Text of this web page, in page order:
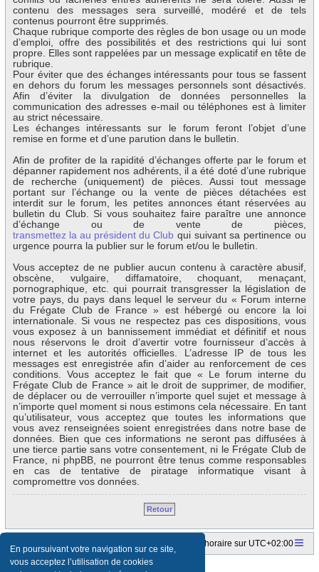
En poursuivant votre navigation sur ce site,
vous acceptez l’utilisation de cookies
contenu des messages sera surveillé, modéré et de tels
contenus pourront être supprimés.
Chaque rubrique comporte des règles de bon usage ou un mode
d’emploi, offre des possibilités et des restrictions qui lui sont
propre. Elles sont rappelées par un message explicatif en tête de
rubrique.
Pour éviter que des échanges intéressants pour tous se fassent
en dehors du forum les messages personnels sont désactivés.
Afin d’éviter la divulgation de données personnelles la
communication des adresses e-mail ou téléphones est à limiter
au strict nécessaire.
Les échanges intéressants sur le forum feront l’objet d’une
remise en forme et d’une parution dans le bulletin.
Afin de profiter de la rapidité d’échanges offerte par le forum et
dépanner rapidement nos adhérents, il a été doté d’une rubrique
de recherche (uniquement) de pièces. Aussi tout message
portant sur l’échange ou la vente de pièces détachées est
interdit sur le forum, les petites annonces étant réservées au
bulletin du Club. Si vous souhaitez faire paraître une annonce
d’échange ou de vente de pièces,
transmettez la au président du Club qui suivant sa pertinence ou
urgence pourra la publier sur le forum et/ou le bulletin.
Vous acceptez de ne publier aucun contenu à caractère abusif,
obscène, vulgaire, diffamatoire, choquant, menaçant,
pornographique, etc. qui pourrait transgresser la législation de
votre pays, du pays dans lequel le serveur du « Forum interne
du Frégate Club de France » est hébergé ou encore la loi
internationale. Si vous ne respectez pas ces dispositions, vous
vous exposez à un bannissement immédiat et définitif et nous
nous réservons le droit d’avertir votre fournisseur d’accès à
internet et les autorités officielles. L’adresse IP de tous les
messages est enregistrée afin d’aider au renforcement de ces
conditions. Vous acceptez le fait que « Le forum interne du
Frégate Club de France » ait le droit de supprimer, de modifier,
de déplacer ou de verrouiller n’importe quel sujet et message à
n’importe quel moment si nous estimons cela nécessaire. En tant
qu’utilisateur, vous acceptez que toutes les informations que
vous avez renseignées soient enregistrées dans notre base de
données. Bien que ces informations ne seront pas diffusées à
une tierce partie sans votre consentement, ni le Frégate Club de
France, ni phpBB, ne pourront être tenus comme responsables
en cas de tentative de piratage informatique visant à
compromettre vos données.
Retour
Accueil du forum Fuseau horaire sur UTC+02:00